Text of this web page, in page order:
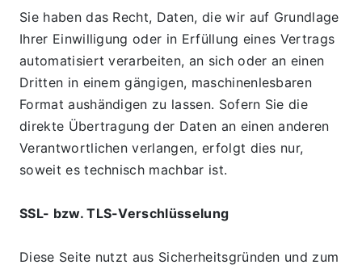
Sie haben das Recht, Daten, die wir auf Grundlage
Ihrer Einwilligung oder in Erfüllung eines Vertrags
automatisiert verarbeiten, an sich oder an einen
Dritten in einem gängigen, maschinenlesbaren
Format aushändigen zu lassen. Sofern Sie die
direkte Übertragung der Daten an einen anderen
Verantwortlichen verlangen, erfolgt dies nur,
soweit es technisch machbar ist.
SSL- bzw. TLS-Verschlüsselung
Diese Seite nutzt aus Sicherheitsgründen und zum